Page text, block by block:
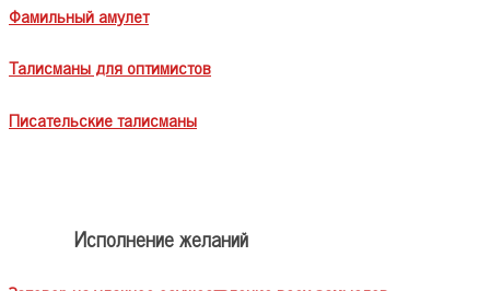
Фамильный амулет
Талисманы для оптимистов
Писательские талисманы
Исполнение желаний